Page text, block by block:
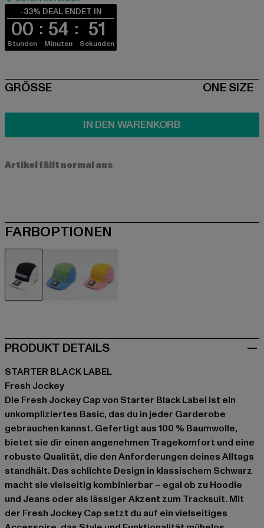
-33% DEAL ENDET IN
00
Stunden
54
Minuten
51
Sekunden
SIZE
GRÖSSE ONE SIZE
IN DEN WARENKORB
Artikel fällt normal aus
FARBOPTIONEN
PRODUKT DETAILS
STARTER BLACK LABEL
Fresh Jockey
Die Fresh Jockey Cap von Starter Black Label ist ein
unkompliziertes Basic, das du in jeder Garderobe
gebrauchen kannst. Gefertigt aus 100 % Baumwolle,
bietet sie dir einen angenehmen Tragekomfort und eine
robuste Qualität, die den Anforderungen deines Alltags
standhält. Das schlichte Design in klassischem Schwarz
macht sie vielseitig kombinierbar – egal ob zu Hoodie
und Jeans oder als lässiger Akzent zum Tracksuit. Mit
der Fresh Jockey Cap setzt du auf ein vielseitiges